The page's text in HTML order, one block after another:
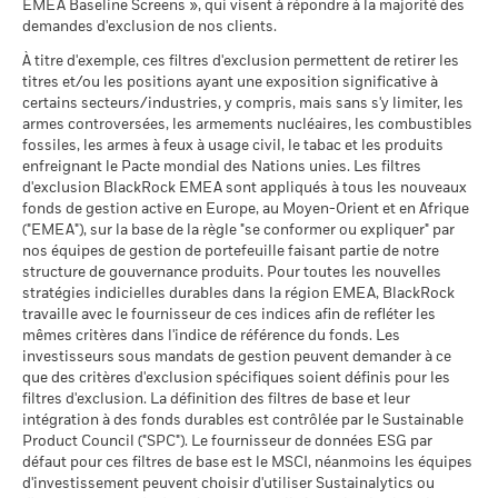
Indice de
référence (%)
Les chiffres indiqués se rapportent aux performances
passées.Les performances passées ne sont pas un indicateur
fiable des performances futures. Les marchés pourraient
évoluer très différemment. Ceci peut vous aider à évaluer la
façon dont le fonds a été géré dans le passé.
La performance est indiquée sur la base de la Valeur nette
d’inventaire (VNI), avec le revenu brut réinvesti le cas échéant.
Le rendement de votre investissement peut augmenter ou
diminuer en raison des fluctuations des devises si votre
investissement est effectué dans une devise autre que celle
utilisée dans le calcul des performances passées. Source :
Blackrock
Collateral (% du prêt)
Les informations du tableau de synthèse du prêt ne sont pas
communiquées pour les fonds qui pratiquent le prêt de titres
depuis moins de 12 mois.
BlackRock a pour politique de communiquer les informations
relatives aux performances tous les trimestres, dans un délai
d'un mois. Concrètement, cela signifie que les performances
entre le 01/01/2019 et le 31/12/2019 pourront être rendues
publiques à compter du 01/02/2020.
Le pourcentage de prêt maximum peut varier à la hausse ou à
la baisse au fil du temps.
L’activité de prêt de titres comporte un risque de perte si
l'emprunteur fait défaut avant que les titres ne soient
restitués et si, en raison des mouvements du marché, la valeur
des garanties détenues a baissé et/ou la valeur des titres
prêtés a augmenté.
Favorable
Ce que vous pourriez obtenir après
Rendement annuel moyen
Le scénario de tension montre ce que vous pourriez obtenir
dans des situations de marché extrêmes.
Pointage de qualité ESG
MSCI (0-10)
au 17/juil./2026
Classification mondiale des
fonds selon Lipper
au 17/juil./2026
Target Maturity Bond EUR
2020+
Moyenne pondérée de
l'intensité carbone MSCI
(tonnes de CO2e/M$ de
ventes)
au 17/juil./2026
MSCI Implied Temperature
Rise (0-3,0+ °C)
> 2,0-2,5 °C
% des avoirs à l'égard
desquels des données ESG
MSCI
au 17/juil./2026
98,30
Pointage de qualité ESG
MSCI - centile par rapport aux
pairs
61,21
Unies
au 06/août/2026
MSCI - Charbon thermique
au 06/août/2026
0,00%
MSCI - Sables bitumineux
au 06/août/2026
0,00%
Données sur la
participation aux secteurs
d'activité
au 06/août/2026
54,41%
Pourcentage des avoirs du
fonds à l'égard desquels
des données ne sont pas
disponibles
au 06/août/2026
L'exposition de BlackRock aux secteurs d'activité, telle qu'elle
est indiquée ci-dessus, pour le charbon thermique et les
sables bitumineux, est calculée et déclarée pour les
Sustainability related disclosure - ISIB26TTL
iShares V plc - Prospectus (English)
iShares V plc - Prospectus (French -
Belgium^France)
Voir tous les documents
EMEA Baseline Screens », qui visent à répondre à la majorité des
demandes d'exclusion de nos clients.
À titre d'exemple, ces filtres d'exclusion permettent de retirer les
titres et/ou les positions ayant une exposition significative à
certains secteurs/industries, y compris, mais sans s'y limiter, les
armes controversées, les armements nucléaires, les combustibles
fossiles, les armes à feux à usage civil, le tabac et les produits
enfreignant le Pacte mondial des Nations unies. Les filtres
d'exclusion BlackRock EMEA sont appliqués à tous les nouveaux
fonds de gestion active en Europe, au Moyen-Orient et en Afrique
("EMEA"), sur la base de la règle "se conformer ou expliquer" par
nos équipes de gestion de portefeuille faisant partie de notre
structure de gouvernance produits. Pour toutes les nouvelles
stratégies indicielles durables dans la région EMEA, BlackRock
travaille avec le fournisseur de ces indices afin de refléter les
mêmes critères dans l'indice de référence du fonds. Les
investisseurs sous mandats de gestion peuvent demander à ce
que des critères d'exclusion spécifiques soient définis pour les
filtres d'exclusion. La définition des filtres de base et leur
intégration à des fonds durables est contrôlée par le Sustainable
Product Council ("SPC"). Le fournisseur de données ESG par
défaut pour ces filtres de base est le MSCI, néanmoins les équipes
d'investissement peuvent choisir d'utiliser Sustainalytics ou